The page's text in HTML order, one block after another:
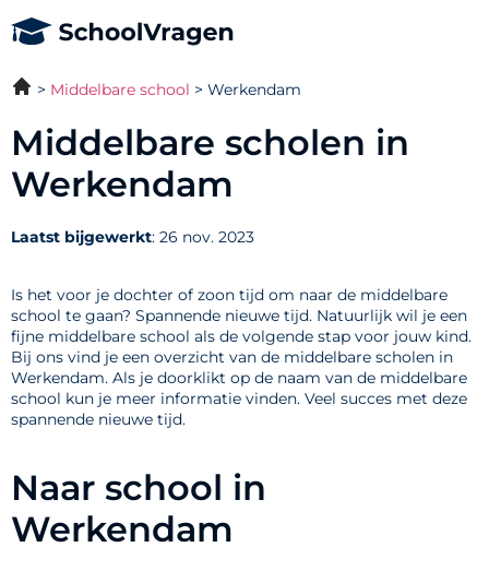
Middelbare school Werkendam
Middelbare scholen in
Werkendam
Laatst bijgewerkt: 26 nov. 2023
Is het voor je dochter of zoon tijd om naar de middelbare
school te gaan? Spannende nieuwe tijd. Natuurlijk wil je een
fijne middelbare school als de volgende stap voor jouw kind.
Bij ons vind je een overzicht van de middelbare scholen in
Werkendam. Als je doorklikt op de naam van de middelbare
school kun je meer informatie vinden. Veel succes met deze
spannende nieuwe tijd.
Naar school in
Werkendam